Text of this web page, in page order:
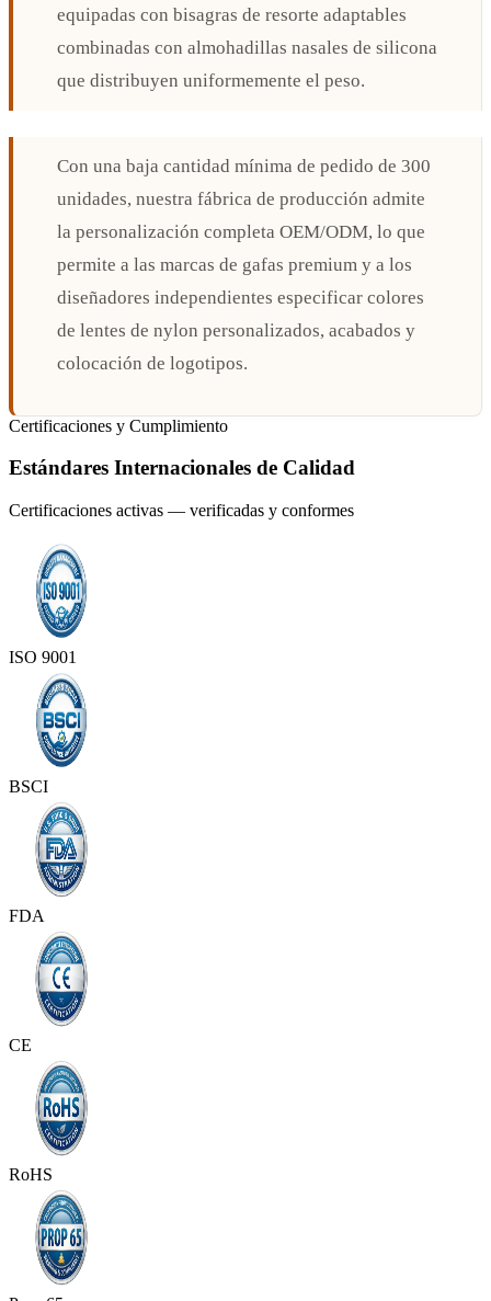
equipadas con bisagras de resorte adaptables
combinadas con almohadillas nasales de silicona
que distribuyen uniformemente el peso.
Con una baja cantidad mínima de pedido de 300
unidades, nuestra fábrica de producción admite
la personalización completa OEM/ODM, lo que
permite a las marcas de gafas premium y a los
diseñadores independientes especificar colores
de lentes de nylon personalizados, acabados y
colocación de logotipos.
Certificaciones y Cumplimiento
Estándares Internacionales de Calidad
Certificaciones activas — verificadas y conformes
ISO 9001
BSCI
FDA
CE
RoHS